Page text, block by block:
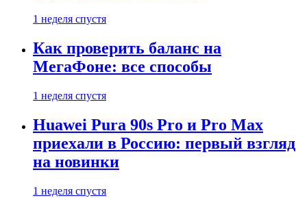
1 неделя спустя
Как проверить баланс на
МегаФоне: все способы
1 неделя спустя
Huawei Pura 90s Pro и Pro Max
приехали в Россию: первый взгляд
на новинки
1 неделя спустя